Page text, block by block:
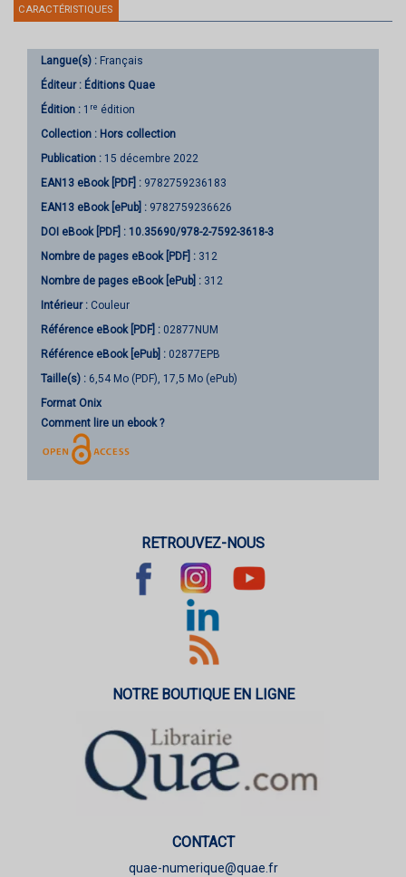
CARACTÉRISTIQUES
Langue(s) : Français
Éditeur : Éditions Quae
Édition : 1 re édition
Collection : Hors collection
Publication : 15 décembre 2022
EAN13 eBook [PDF] : 9782759236183
EAN13 eBook [ePub] : 9782759236626
DOI eBook [PDF] : 10.35690/978-2-7592-3618-3
Nombre de pages eBook [PDF] : 312
Nombre de pages eBook [ePub] : 312
Intérieur : Couleur
Référence eBook [PDF] : 02877NUM
Référence eBook [ePub] : 02877EPB
Taille(s) : 6,54 Mo (PDF), 17,5 Mo (ePub)
Format Onix
Comment lire un ebook ?
RETROUVEZ-NOUS
NOTRE BOUTIQUE EN LIGNE
CONTACT
quae-numerique@quae.fr